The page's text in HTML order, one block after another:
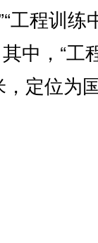
工程训练
中，“工
定位为